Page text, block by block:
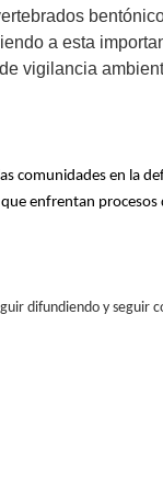
a esta
vigilancia
comunidades en la
enfrentan procesos
difundiendo y seguir